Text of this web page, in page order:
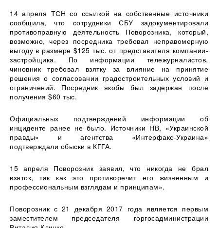
14 апреля ТСН со ссылкой на собственные источники
сообщила, что сотрудники СБУ задокументировали
противоправную деятельность Поворозника, который,
возможно, через посредника требовал неправомерную
выгоду в размере $125 тыс. от представителя компании-
застройщика. По информации тележурналистов,
чиновник требовал взятку за влияние на принятие
решения о согласовании градостроительных условий и
ограничений. Посредник якобы был задержан после
получения $60 тыс.
Официальных подтверждений информации об
инциденте ранее не было. Источники НВ, «Украинской
правды» и агентства «Интерфакс-Украина»
подтверждали обыски в КГГА.
15 апреля Поворозник заявил, что никогда не брал
взяток, так как это противоречит его жизненным и
профессиональным взглядам и принципам».
Поворозник с 21 декабря 2017 года является первым
заместителем председателя горгосадминистрации